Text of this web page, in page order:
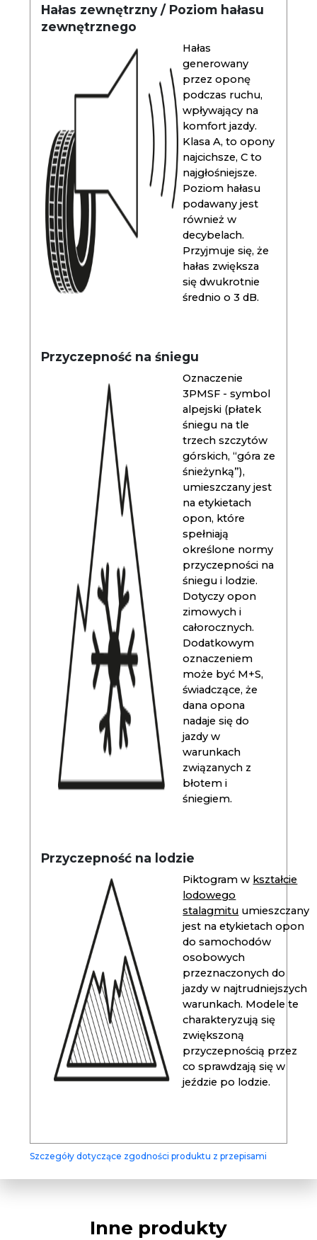
Hałas zewnętrzny / Poziom hałasu
zewnętrznego
Hałas
generowany
przez oponę
podczas ruchu,
wpływający na
komfort jazdy.
Klasa A, to opony
najcichsze, C to
najgłośniejsze.
Poziom hałasu
podawany jest
również w
decybelach.
Przyjmuje się, że
hałas zwiększa
się dwukrotnie
średnio o 3 dB.
Przyczepność na śniegu
Oznaczenie
3PMSF - symbol
alpejski (płatek
śniegu na tle
trzech szczytów
górskich, “góra ze
śnieżynką”),
umieszczany jest
na etykietach
opon, które
spełniają
określone normy
przyczepności na
śniegu i lodzie.
Dotyczy opon
zimowych i
całorocznych.
Dodatkowym
oznaczeniem
może być M+S,
świadczące, że
dana opona
nadaje się do
jazdy w
warunkach
związanych z
błotem i
śniegiem.
Przyczepność na lodzie
Piktogram w kształcie
lodowego
stalagmitu umieszczany
jest na etykietach opon
do samochodów
osobowych
przeznaczonych do
jazdy w najtrudniejszych
warunkach. Modele te
charakteryzują się
zwiększoną
przyczepnością przez
co sprawdzają się w
jeździe po lodzie.
Szczegóły dotyczące zgodności produktu z przepisami
Inne produkty